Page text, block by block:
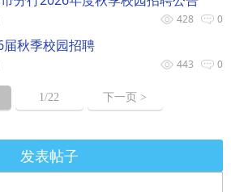
0
428
秋季校园招聘
0
443
1/22 下一页 >
发表帖子